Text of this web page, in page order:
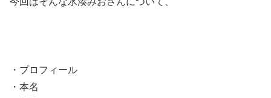
・プロフィール
・本名